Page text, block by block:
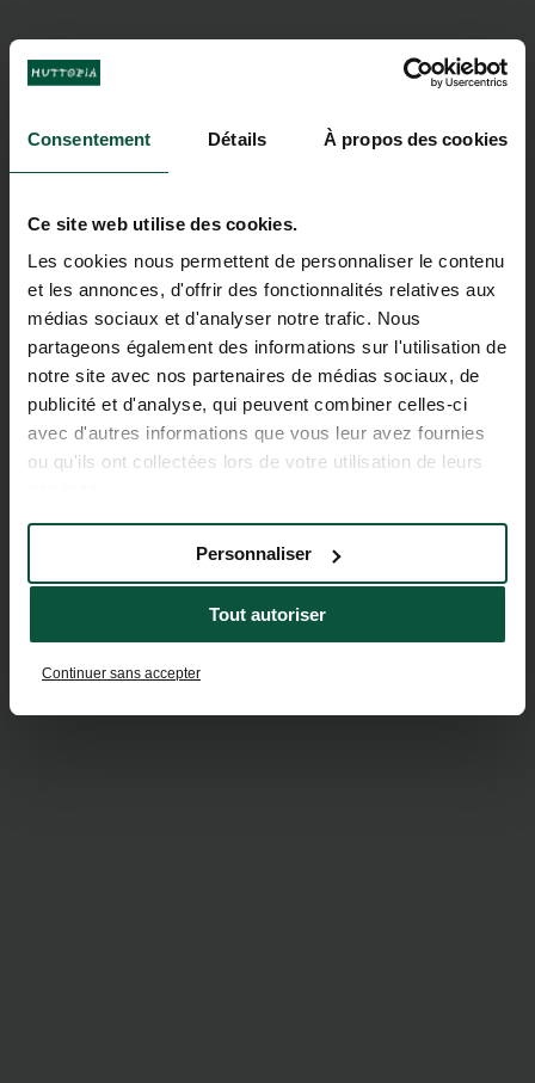
Consentement Détails À propos des cookies
Ce site web utilise des cookies.
Les cookies nous permettent de personnaliser le contenu
et les annonces, d'offrir des fonctionnalités relatives aux
médias sociaux et d'analyser notre trafic. Nous
partageons également des informations sur l'utilisation de
notre site avec nos partenaires de médias sociaux, de
publicité et d'analyse, qui peuvent combiner celles-ci
avec d'autres informations que vous leur avez fournies
ou qu'ils ont collectées lors de votre utilisation de leurs
Tout autoriser
Personnaliser
Continuer sans accepter